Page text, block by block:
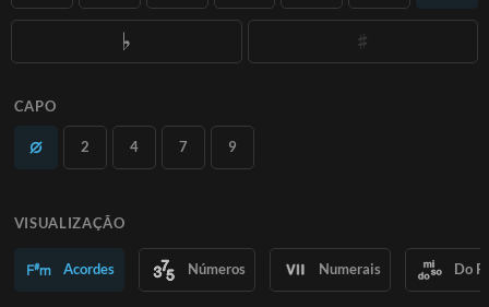
CAPO
2 4 7 9
VISUALIZAÇÃO
Acordes Números Numerais Do